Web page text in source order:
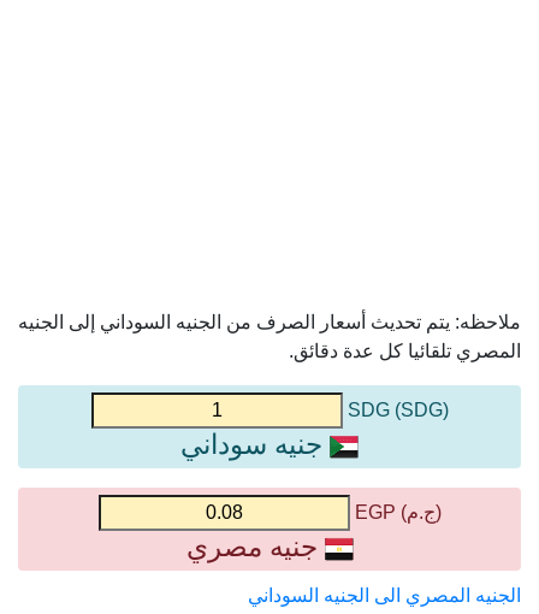
ملاحظه: يتم تحديث أسعار الصرف من الجنيه السوداني إلى الجنيه
المصري تلقائيا كل عدة دقائق.
(SDG) SDG
جنيه سوداني
(ج.م) EGP
جنيه مصري
الجنيه المصري الى الجنيه السوداني